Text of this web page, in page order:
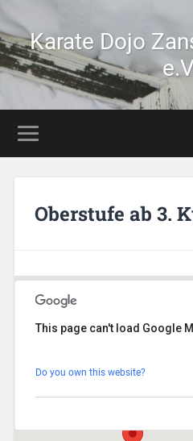
Karate Dojo
Oberstufe ab 3.
Veranstaltungen
This page can't load Google
Do you own this website?